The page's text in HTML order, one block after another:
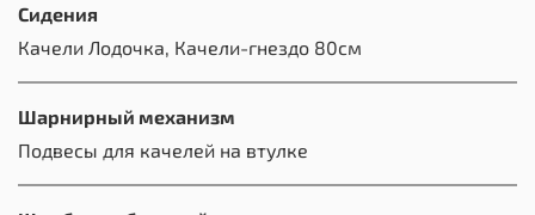
Сидения
Качели Лодочка, Качели-гнездо 80см
Шарнирный механизм
Подвесы для качелей на втулке